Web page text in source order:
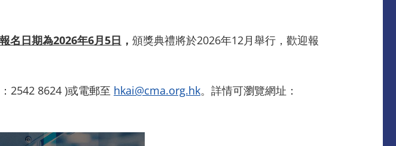
名日期為2026年6月5日 ， 頒獎典禮將於2026年12月舉行，歡迎報
2542 8624 )或電郵至 hkai@cma.org.hk。詳情可瀏覽網址：